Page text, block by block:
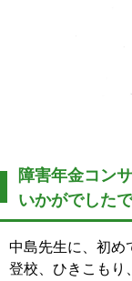
障害年金コン
いかがでした
中島先生に、初め
登校、ひきこもり